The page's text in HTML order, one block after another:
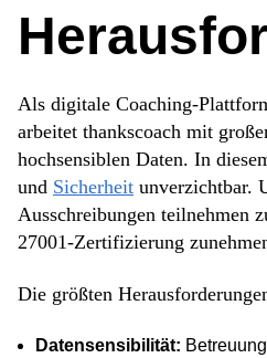
Als digitale Coaching-
arbeitet thankscoach mit
hochsensiblen Daten. In
und Sicherheit unverzichtbar.
Ausschreibungen teilnehmen
27001-Zertifizierung
Die größten
Datensensibilität: